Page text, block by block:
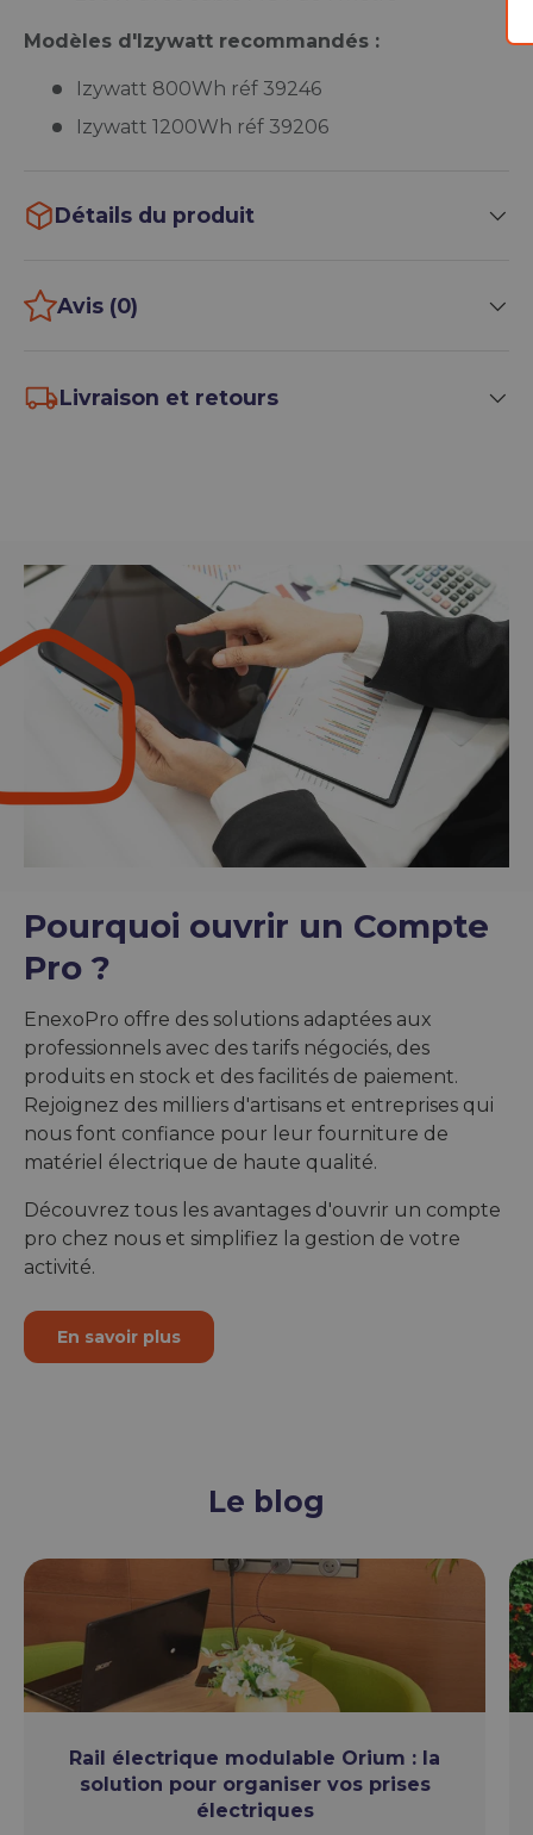
Modèles d'Izywatt recommandés :
Izywatt 800Wh réf 39246
Izywatt 1200Wh réf 39206
Détails du produit
Avis (0)
Livraison et retours
Pourquoi ouvrir un Compte
Pro ?
EnexoPro offre des solutions adaptées aux
professionnels avec des tarifs négociés, des
produits en stock et des facilités de paiement.
Rejoignez des milliers d'artisans et entreprises qui
nous font confiance pour leur fourniture de
matériel électrique de haute qualité.
Découvrez tous les avantages d'ouvrir un compte
pro chez nous et simplifiez la gestion de votre
activité.
En savoir plus
Le blog
Rail électrique modulable Orium : la
solution pour organiser vos prises
électriques